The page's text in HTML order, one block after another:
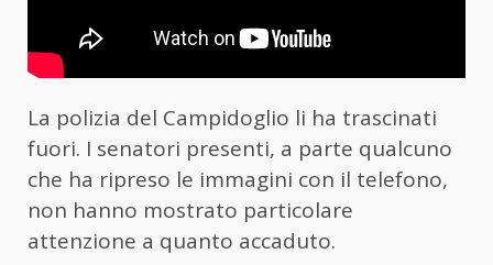
La polizia del Campidoglio li ha trascinati
fuori. I senatori presenti, a parte qualcuno
che ha ripreso le immagini con il telefono,
non hanno mostrato particolare
attenzione a quanto accaduto.